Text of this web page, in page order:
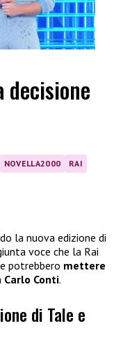
decisione
NOVELLA2000
RAI
la nuova edizione di
voce che la Rai
potrebbero mettere
Carlo Conti.
di Tale e